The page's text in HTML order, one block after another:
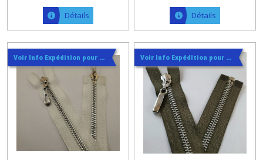
Détails Détails
Voir Info Expédition pour Régler les Frais de Port au Meilleur Prix , En haut d'ecran à Droite Voir Info Expédition pour Régler les Frais de Port au Meilleur Prix , En haut d'ecran à Droite